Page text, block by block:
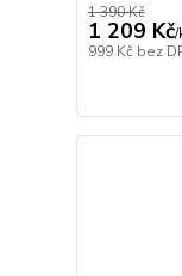
1 390 Kč
1 209 Kč/
999 Kč bez